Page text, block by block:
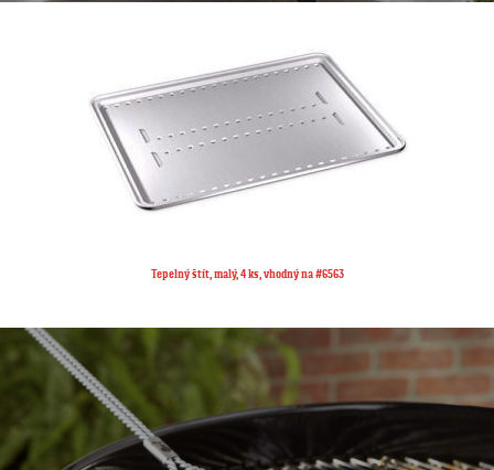
Tepelný rošt, malý, vhodný na grily Q™ 100/1000 série, vhodný na #6561